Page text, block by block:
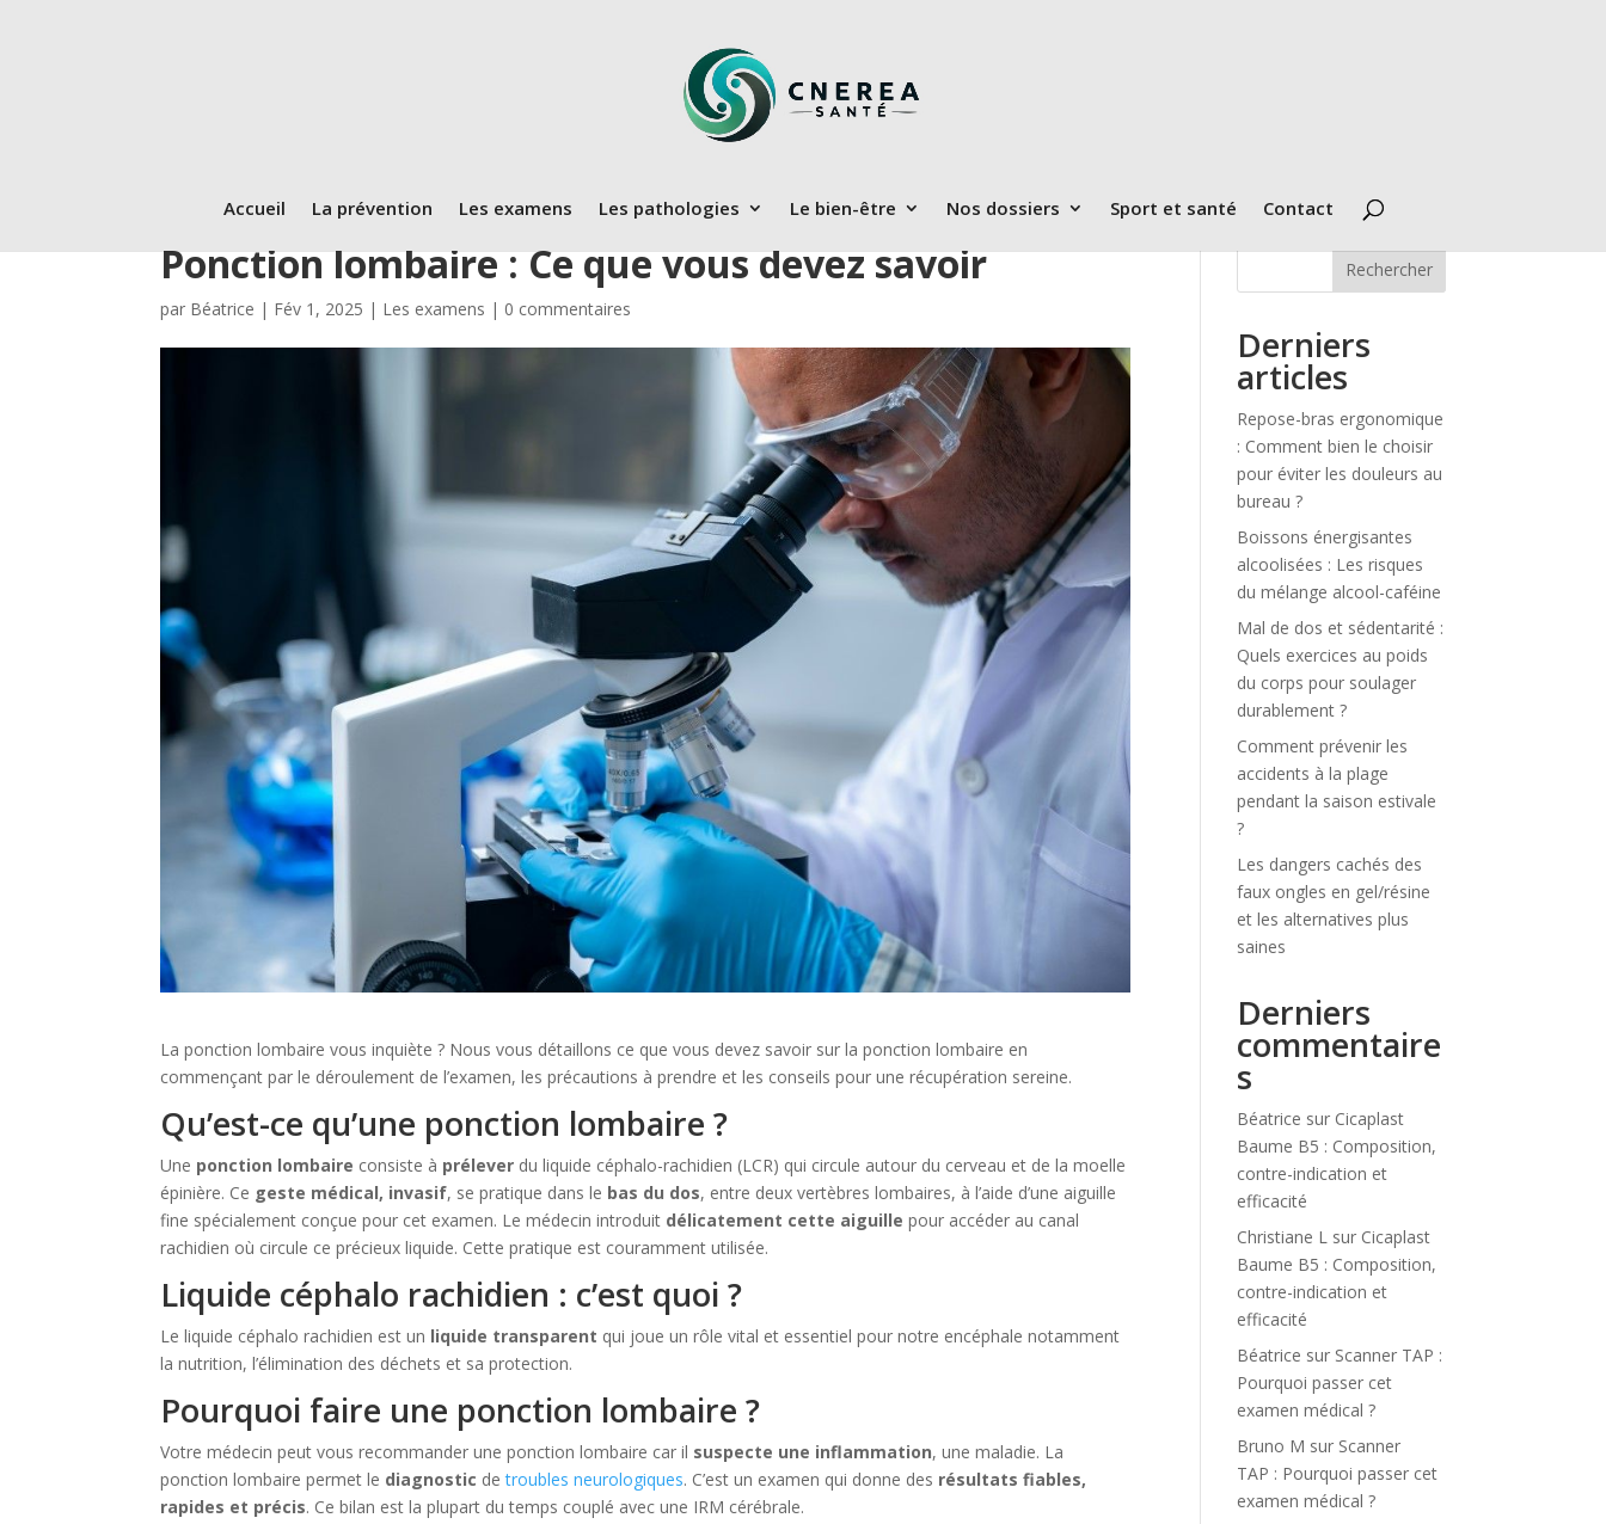
Accueil La prévention Les examens Les pathologies Le bien-être Nos dossiers Sport et santé Contact
Ponction lombaire : Ce que vous devez savoir
par Béatrice | Fév 1, 2025 | Les examens | 0 commentaires
La ponction lombaire vous inquiète ? Nous vous détaillons ce que vous devez savoir sur la ponction lombaire en
commençant par le déroulement de l’examen, les précautions à prendre et les conseils pour une récupération sereine.
Qu’est-ce qu’une ponction lombaire ?
Une ponction lombaire consiste à prélever du liquide céphalo-rachidien (LCR) qui circule autour du cerveau et de la moelle
épinière. Ce geste médical, invasif, se pratique dans le bas du dos, entre deux vertèbres lombaires, à l’aide d’une aiguille
fine spécialement conçue pour cet examen. Le médecin introduit délicatement cette aiguille pour accéder au canal
rachidien où circule ce précieux liquide. Cette pratique est couramment utilisée.
Liquide céphalo rachidien : c’est quoi ?
Le liquide céphalo rachidien est un liquide transparent qui joue un rôle vital et essentiel pour notre encéphale notamment
la nutrition, l’élimination des déchets et sa protection.
Pourquoi faire une ponction lombaire ?
Votre médecin peut vous recommander une ponction lombaire car il suspecte une inflammation, une maladie. La
ponction lombaire permet le diagnostic detroubles neurologiques. C’est un examen qui donne des résultats fiables,
rapides et précis. Ce bilan est la plupart du temps couplé avec une IRM cérébrale.
Rechercher
Derniers
articles
Repose-bras ergonomique
: Comment bien le choisir
pour éviter les douleurs au
bureau ?
Boissons énergisantes
alcoolisées : Les risques
du mélange alcool-caféine
Mal de dos et sédentarité :
Quels exercices au poids
du corps pour soulager
durablement ?
Comment prévenir les
accidents à la plage
pendant la saison estivale
?
Les dangers cachés des
faux ongles en gel/résine
et les alternatives plus
saines
Derniers
commentaire
s
Béatrice sur Cicaplast
Baume B5 : Composition,
contre-indication et
efficacité
Christiane L sur Cicaplast
Baume B5 : Composition,
contre-indication et
efficacité
Béatrice sur Scanner TAP :
Pourquoi passer cet
examen médical ?
Bruno M sur Scanner
TAP : Pourquoi passer cet
examen médical ?